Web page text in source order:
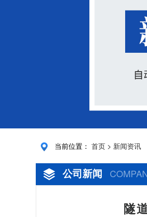
当前位置： 首页 > 新闻资讯
公司新闻
隧